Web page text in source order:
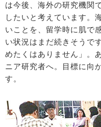
は今後、海外の研究機関
したいと考えています。
いことを、留学時に肌で
い状況はまだ続きそうで
めたくはありません」。
ニア研究者へ。目標に向
す。